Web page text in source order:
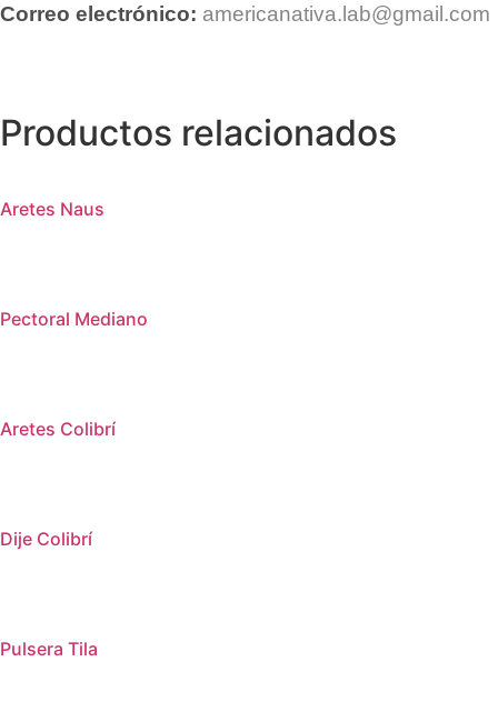
Correo electrónico: americanativa.lab@gmail.com
Productos relacionados
Aretes Naus
Pectoral Mediano
Aretes Colibrí
Dije Colibrí
Pulsera Tila